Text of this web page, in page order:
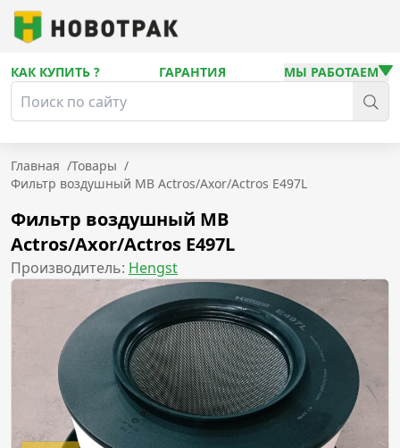
КАК КУПИТЬ ? ГАРАНТИЯ МЫ РАБОТАЕМ
Главная /Товары /
Фильтр воздушный MB Actros/Axor/Actros E497L
Фильтр воздушный MB
Actros/Axor/Actros E497L
Производитель: Hengst